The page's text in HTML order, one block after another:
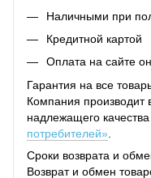
Наличными при
Кредитной картой
Оплата на сайте
Гарантия на все
Компания производит
надлежащего
потребителей»
Сроки возврата и
Возврат и обмен